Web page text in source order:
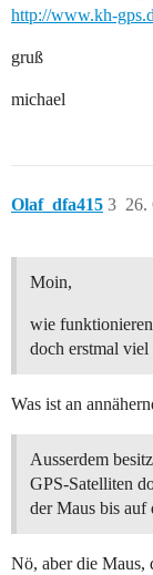
http://www.kh-
gruß
michael
Olaf_dfa415 26.
3
Moin,
wie
doch erstmal viel
Was ist an
Ausserdem
GPS-Satelliten
der Maus bis auf
Nö, aber die Maus,